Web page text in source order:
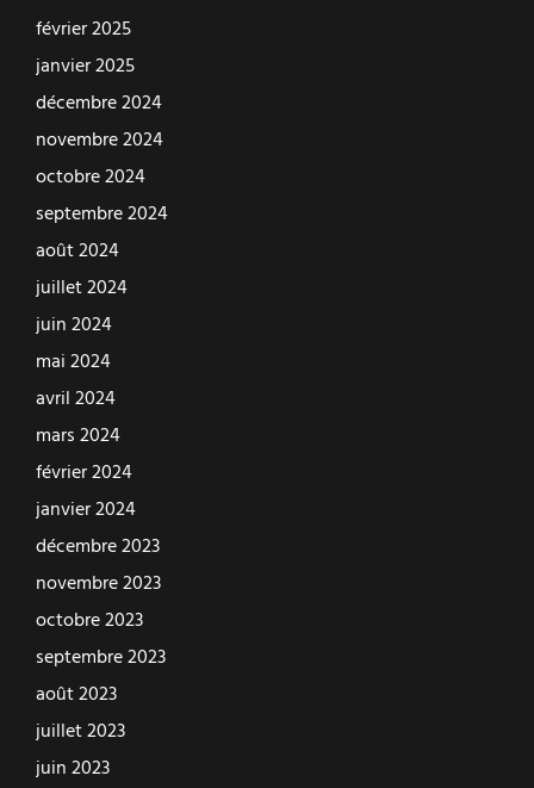
février 2025
janvier 2025
décembre 2024
novembre 2024
octobre 2024
septembre 2024
août 2024
juillet 2024
juin 2024
mai 2024
avril 2024
mars 2024
février 2024
janvier 2024
décembre 2023
novembre 2023
octobre 2023
septembre 2023
août 2023
juillet 2023
juin 2023